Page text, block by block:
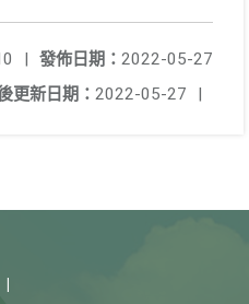
發佈日期： 2022-05-27
|
更新日期： 2022-05-27 |